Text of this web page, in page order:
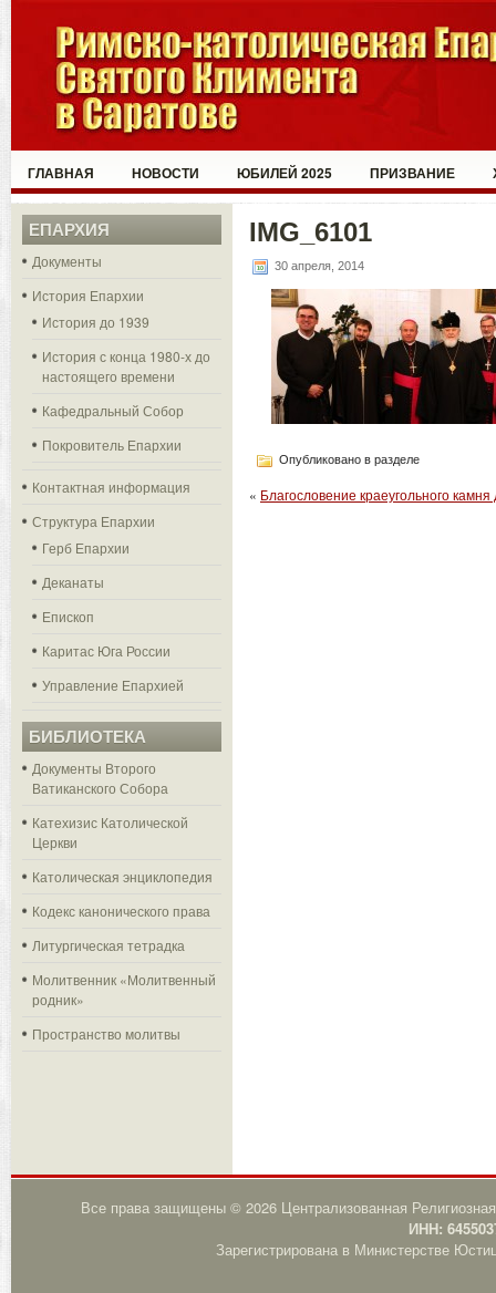
ГЛАВНАЯ НОВОСТИ ЮБИЛЕЙ 2025 ПРИЗВАНИЕ
ЕПАРХИЯ
Документы
История Епархии
История до 1939
История с конца 1980-х до
настоящего времени
Кафедральный Собор
Покровитель Епархии
Контактная информация
Структура Епархии
Герб Епархии
Деканаты
Епископ
Каритас Юга России
Управление Епархией
БИБЛИОТЕКА
Документы Второго
Ватиканского Собора
Катехизис Католической
Церкви
Католическая энциклопедия
Кодекс канонического права
Литургическая тетрадка
Молитвенник «Молитвенный
родник»
Пространство молитвы
IMG_6101
30 апреля, 2014
Опубликовано в разделе
« Благословение краеугольного
Все права защищены © 2026 Централизованная
ИНН:
Зарегистрирована в Министерстве